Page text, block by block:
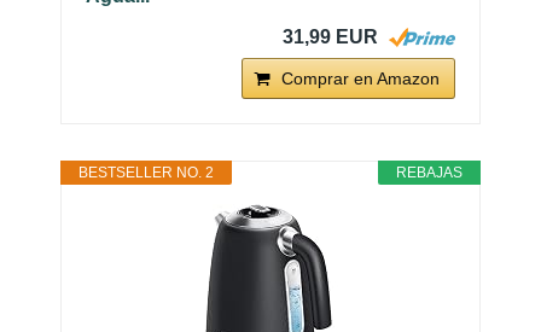
31,99 EUR
Comprar en Amazon
REBAJAS
BESTSELLER NO. 2